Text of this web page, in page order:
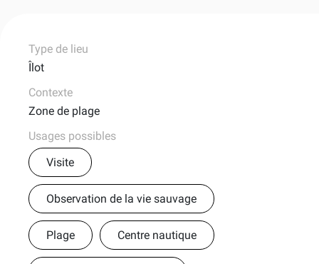
Type de lieu
Îlot
Contexte
Zone de plage
Usages possibles
Visite
Observation de la vie sauvage
Plage Centre nautique